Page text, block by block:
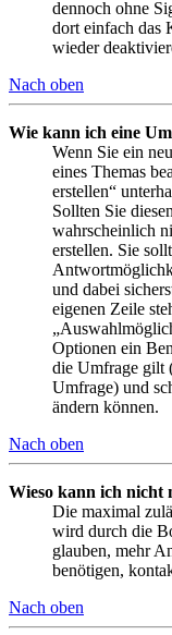
dennoch ohne
dort einfach das
wieder
Nach oben
Wie kann ich eine
Wenn Sie ein
eines Themas
erstellen“
Sollten Sie
wahrscheinlich
erstellen. Sie
und dabei
eigenen Zeile
Optionen ein
die Umfrage gilt
Umfrage) und
ändern können.
Nach oben
Wieso kann ich nicht
Die maximal
wird durch die
glauben, mehr
benötigen,
Nach oben